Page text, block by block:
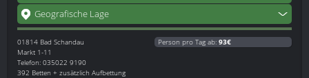
Geografische Lage
01814 Bad Schandau
Markt 1-11
Telefon: 035022 9190
392 Betten + zusätzlich Aufbettung
Person pro Tag ab: 93€